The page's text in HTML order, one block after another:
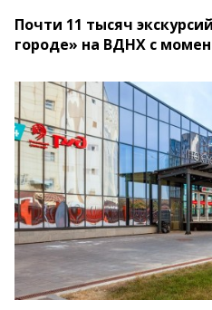
Почти 11 тысяч
городе» на ВДНХ с